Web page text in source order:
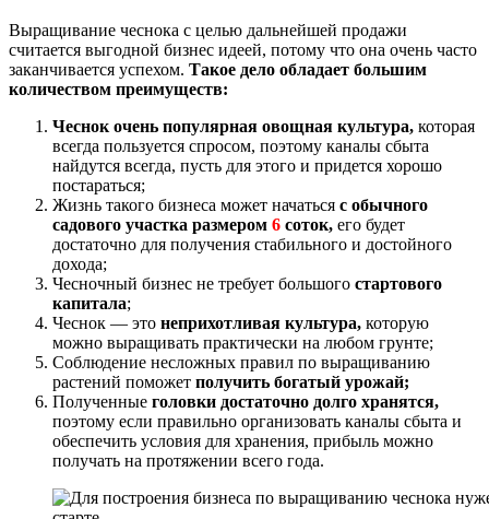
Выращивание чеснока с целью дальнейшей продажи
считается выгодной бизнес идеей, потому что она очень часто
заканчивается успехом. Такое дело обладает большим
количеством преимуществ:
Чеснок очень популярная овощная культура, которая
всегда пользуется спросом, поэтому каналы сбыта
найдутся всегда, пусть для этого и придется хорошо
постараться;
Жизнь такого бизнеса может начаться с обычного
садового участка размером 6 соток, его будет
достаточно для получения стабильного и достойного
дохода;
Чесночный бизнес не требует большого стартового
капитала;
Чеснок — это неприхотливая культура, которую
можно выращивать практически на любом грунте;
Соблюдение несложных правил по выращиванию
растений поможет получить богатый урожай;
Полученные головки достаточно долго хранятся,
поэтому если правильно организовать каналы сбыта и
обеспечить условия для хранения, прибыль можно
получать на протяжении всего года.